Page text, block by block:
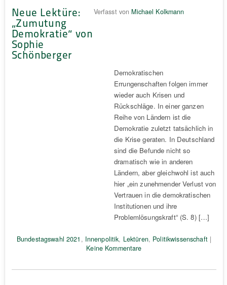
Neue Lektüre:
„Zumutung
Demokratie“ von
Sophie
Schönberger
Verfasst von Michael Kolkmann
Demokratischen
Errungenschaften folgen immer
wieder auch Krisen und
Rückschläge. In einer ganzen
Reihe von Ländern ist die
Demokratie zuletzt tatsächlich in
die Krise geraten. In Deutschland
sind die Befunde nicht so
dramatisch wie in anderen
Ländern, aber gleichwohl ist auch
hier „ein zunehmender Verlust von
Vertrauen in die demokratischen
Institutionen und ihre
Problemlösungskraft“ (S. 8) […]
Bundestagswahl 2021 , Innenpolitik, Lektüren, Politikwissenschaft|
Keine Kommentare